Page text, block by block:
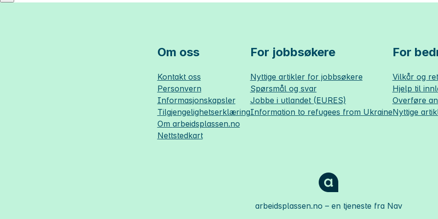
Om oss
Kontakt oss
Personvern
Informasjonskapsler
Tilgjengelighetserklæring
Om arbeidsplassen.no
Nettstedkart
For jobbsøkere
Nyttige artikler for jobbsøkere
Spørsmål og svar
Jobbe i utlandet (EURES)
Information to refugees from Ukraine
For
Vilkår og
Hjelp til
Overføre
Nyttige
arbeidsplassen.no – en tjeneste fra Nav